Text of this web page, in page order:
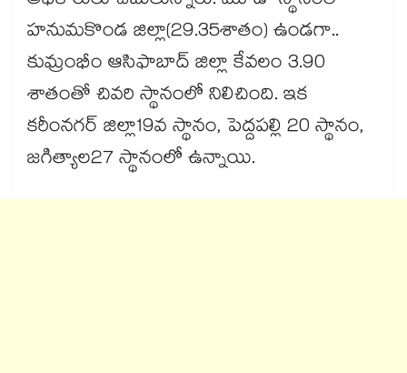
హనుమకొండ జిల్లా(29.35శాతం) ఉండగా..
కుమ్రంభీం ఆసిఫాబాద్ జిల్లా కేవలం 3.90
శాతంతో చివరి స్థానంలో నిలిచింది. ఇక
కరీంనగర్ జిల్లా19వ స్థానం, పెద్దపల్లి 20 స్థానం,
జగిత్యాల27 స్థానంలో ఉన్నాయి.